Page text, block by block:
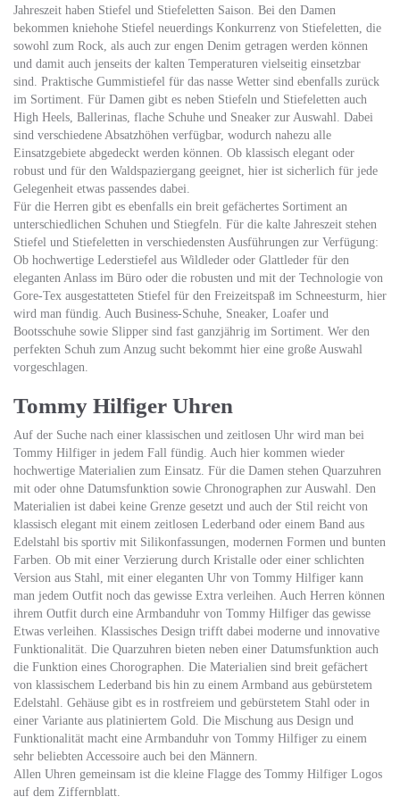
Jahreszeit haben Stiefel und Stiefeletten Saison. Bei den Damen
bekommen kniehohe Stiefel neuerdings Konkurrenz von Stiefeletten, die
sowohl zum Rock, als auch zur engen Denim getragen werden können
und damit auch jenseits der kalten Temperaturen vielseitig einsetzbar
sind. Praktische Gummistiefel für das nasse Wetter sind ebenfalls zurück
im Sortiment. Für Damen gibt es neben Stiefeln und Stiefeletten auch
High Heels, Ballerinas, flache Schuhe und Sneaker zur Auswahl. Dabei
sind verschiedene Absatzhöhen verfügbar, wodurch nahezu alle
Einsatzgebiete abgedeckt werden können. Ob klassisch elegant oder
robust und für den Waldspaziergang geeignet, hier ist sicherlich für jede
Gelegenheit etwas passendes dabei.
Für die Herren gibt es ebenfalls ein breit gefächertes Sortiment an
unterschiedlichen Schuhen und Stiegfeln. Für die kalte Jahreszeit stehen
Stiefel und Stiefeletten in verschiedensten Ausführungen zur Verfügung:
Ob hochwertige Lederstiefel aus Wildleder oder Glattleder für den
eleganten Anlass im Büro oder die robusten und mit der Technologie von
Gore-Tex ausgestatteten Stiefel für den Freizeitspaß im Schneesturm, hier
wird man fündig. Auch Business-Schuhe, Sneaker, Loafer und
Bootsschuhe sowie Slipper sind fast ganzjährig im Sortiment. Wer den
perfekten Schuh zum Anzug sucht bekommt hier eine große Auswahl
vorgeschlagen.
Tommy Hilfiger Uhren
Auf der Suche nach einer klassischen und zeitlosen Uhr wird man bei
Tommy Hilfiger in jedem Fall fündig. Auch hier kommen wieder
hochwertige Materialien zum Einsatz. Für die Damen stehen Quarzuhren
mit oder ohne Datumsfunktion sowie Chronographen zur Auswahl. Den
Materialien ist dabei keine Grenze gesetzt und auch der Stil reicht von
klassisch elegant mit einem zeitlosen Lederband oder einem Band aus
Edelstahl bis sportiv mit Silikonfassungen, modernen Formen und bunten
Farben. Ob mit einer Verzierung durch Kristalle oder einer schlichten
Version aus Stahl, mit einer eleganten Uhr von Tommy Hilfiger kann
man jedem Outfit noch das gewisse Extra verleihen. Auch Herren können
ihrem Outfit durch eine Armbanduhr von Tommy Hilfiger das gewisse
Etwas verleihen. Klassisches Design trifft dabei moderne und innovative
Funktionalität. Die Quarzuhren bieten neben einer Datumsfunktion auch
die Funktion eines Chorographen. Die Materialien sind breit gefächert
von klassischem Lederband bis hin zu einem Armband aus gebürstetem
Edelstahl. Gehäuse gibt es in rostfreiem und gebürstetem Stahl oder in
einer Variante aus platiniertem Gold. Die Mischung aus Design und
Funktionalität macht eine Armbanduhr von Tommy Hilfiger zu einem
sehr beliebten Accessoire auch bei den Männern.
Allen Uhren gemeinsam ist die kleine Flagge des Tommy Hilfiger Logos
auf dem Ziffernblatt.